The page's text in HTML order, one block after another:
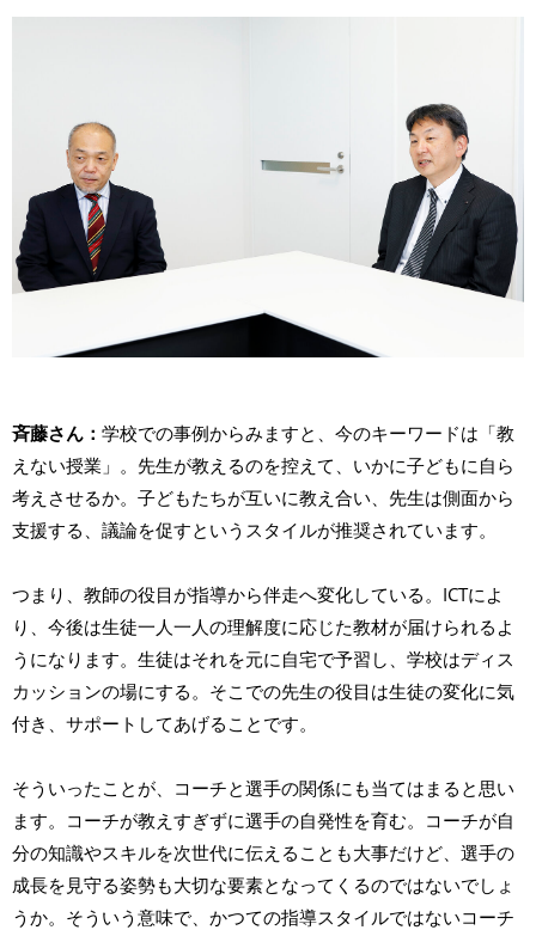
斉藤さん： 学校での事例からみますと、今のキーワードは「教
えない授業」。先生が教えるのを控えて、いかに子どもに自ら
考えさせるか。子どもたちが互いに教え合い、先生は側面から
支援する、議論を促すというスタイルが推奨されています。
つまり、教師の役目が指導から伴走へ変化している。ICTによ
り、今後は生徒一人一人の理解度に応じた教材が届けられるよ
うになります。生徒はそれを元に自宅で予習し、学校はディス
カッションの場にする。そこでの先生の役目は生徒の変化に気
付き、サポートしてあげることです。
そういったことが、コーチと選手の関係にも当てはまると思い
ます。コーチが教えすぎずに選手の自発性を育む。コーチが自
分の知識やスキルを次世代に伝えることも大事だけど、選手の
成長を見守る姿勢も大切な要素となってくるのではないでしょ
うか。そういう意味で、かつての指導スタイルではないコーチ